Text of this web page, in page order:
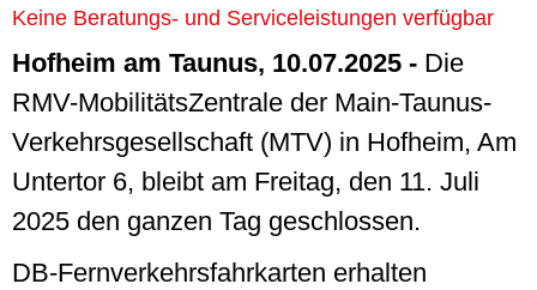
Keine Beratungs- und Serviceleistungen verfügbar
Hofheim am Taunus, 10.07.2025 - Die
RMV-MobilitätsZentrale der Main-Taunus-
Verkehrsgesellschaft (MTV) in Hofheim, Am
Untertor 6, bleibt am Freitag, den 11. Juli
2025 den ganzen Tag geschlossen.
DB-Fernverkehrsfahrkarten erhalten